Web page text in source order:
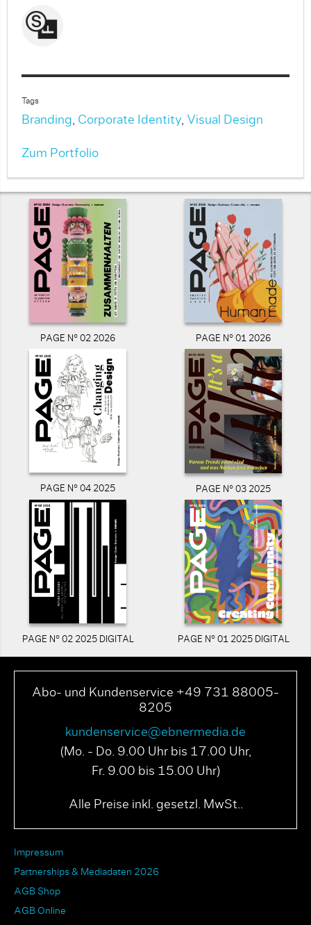
Tags
Branding, Corporate Identity, Visual Design
Zum Portfolio
PAGE N° 02 2026 PAGE N° 01 2026
PAGE N° 04 2025 PAGE N° 03 2025
PAGE N° 02 2025 DIGITAL PAGE N° 01 2025 DIGITAL
Abo- und Kundenservice +49 731 88005-
8205
kundenservice@ebnermedia.de
(Mo. - Do. 9.00 Uhr bis 17.00 Uhr,
Fr. 9.00 bis 15.00 Uhr)
Alle Preise inkl. gesetzl. MwSt..
Impressum
Partnerships & Mediadaten 2026
AGB Shop
AGB Online